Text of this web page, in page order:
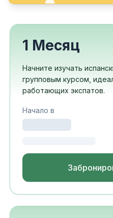
1 Месяц
Начните изучать
групповым курсом,
работающих экспатов.
Начало в